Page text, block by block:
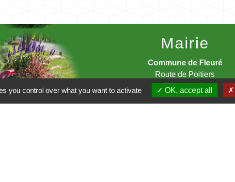
Mairie
Commune de Fleuré
Route de Poitiers
86340 Fleuré - FRANCE
+33 5 49 42 60 15
you control over what you want to activate OK, accept all